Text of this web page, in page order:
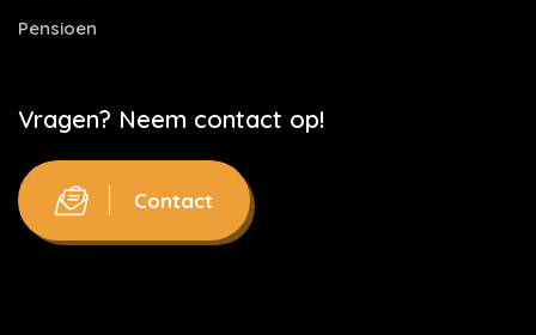
Pensioen
Vragen? Neem contact op!
Contact